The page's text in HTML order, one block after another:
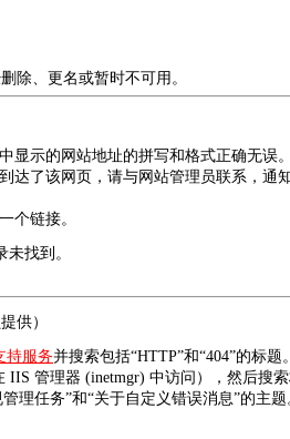
除、更名或暂时不可用。
显示的网站地址的拼写和格式正确无误
达了该网页，请与网站管理员联系，通
个链接。
找到。
供）
持服务并搜索包括“HTTP”和“404”的标题
IIS 管理器 (inetmgr) 中访问），然后搜
管理任务”和“关于自定义错误消息”的主题